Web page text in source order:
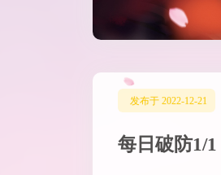
发布于 2022-12-21
每日破防1/1